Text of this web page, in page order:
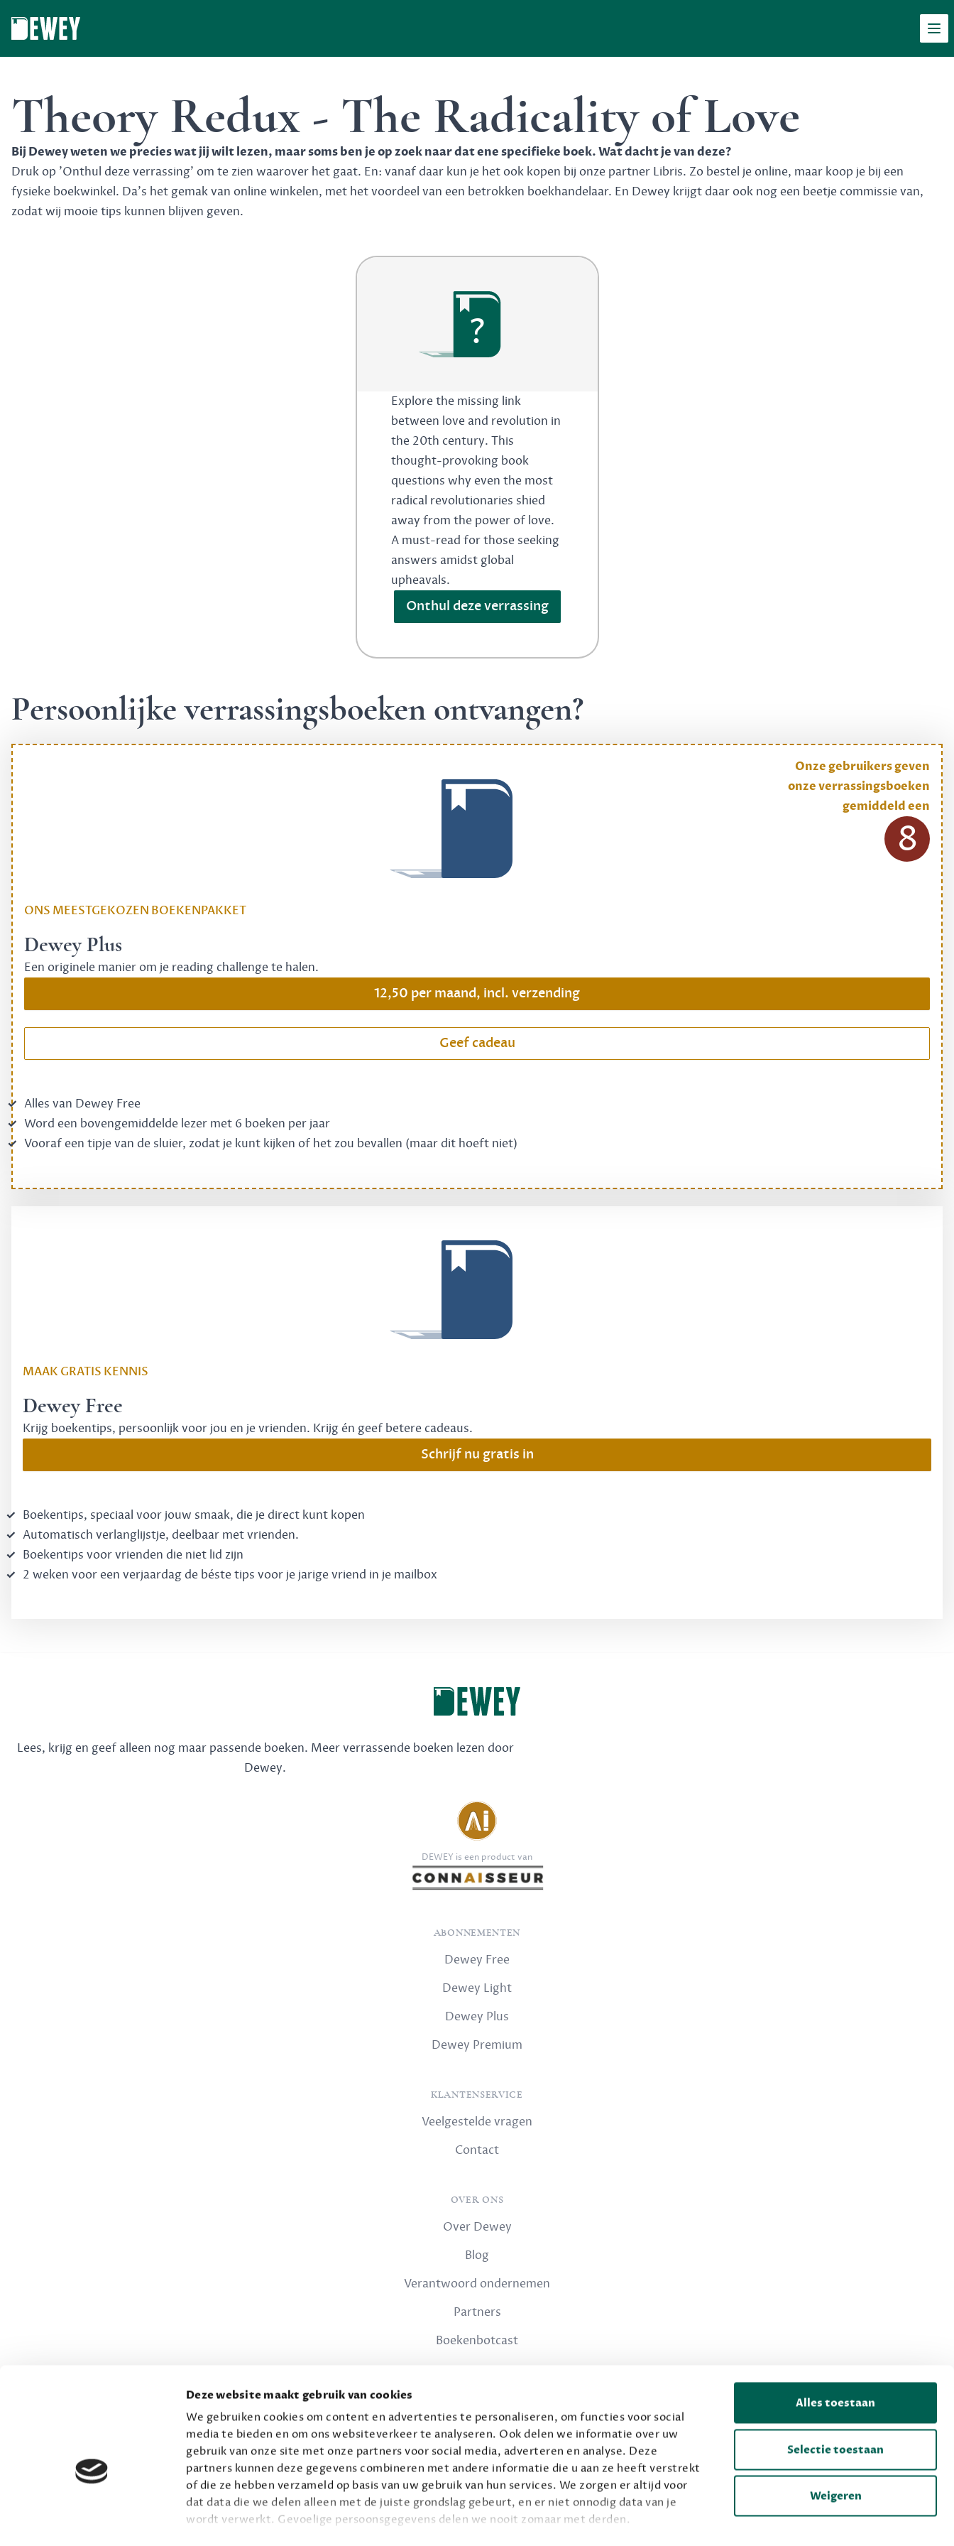
Deze website maakt gebruik van cookies
We gebruiken cookies om content en advertenties te personaliseren, om functies voor social
media te bieden en om ons websiteverkeer te analyseren. Ook delen we informatie over uw
gebruik van onze site met onze partners voor social media, adverteren en analyse. Deze
partners kunnen deze gegevens combineren met andere informatie die u aan ze heeft verstrekt
of die ze hebben verzameld op basis van uw gebruik van hun services. We zorgen er altijd voor
dat data die we delen alleen met de juiste grondslag gebeurt, en er niet onnodig data van je
wordt verwerkt. Gevoelige persoonsgegevens delen we nooit zomaar met derden.
Alles toestaan
Selectie toestaan
Weigeren
Theory Redux - The Radicality of Love
Bij Dewey weten we precies wat jij wilt lezen, maar soms ben je op zoek naar dat ene specifieke boek. Wat dacht je van deze?
Druk op 'Onthul deze verrassing' om te zien waarover het gaat. En: vanaf daar kun je het ook kopen bij onze partner Libris. Zo bestel je online, maar koop je bij een
fysieke boekwinkel. Da's het gemak van online winkelen, met het voordeel van een betrokken boekhandelaar. En Dewey krijgt daar ook nog een beetje commissie van,
zodat wij mooie tips kunnen blijven geven.
?
Explore the missing link
between love and revolution in
the 20th century. This
thought-provoking book
questions why even the most
radical revolutionaries shied
away from the power of love.
A must-read for those seeking
answers amidst global
upheavals.
Onthul deze verrassing
Persoonlijke verrassingsboeken ontvangen?
ONS MEESTGEKOZEN BOEKENPAKKET
Dewey Plus
Een originele manier om je reading challenge te halen.
12,50 per maand, incl. verzending
Geef cadeau
Alles van Dewey Free
Word een bovengemiddelde lezer met 6 boeken per jaar
Vooraf een tipje van de sluier, zodat je kunt kijken of het zou bevallen (maar dit hoeft niet)
Onze gebruikers geven
onze verrassingsboeken
gemiddeld een
8
MAAK GRATIS KENNIS
Dewey Free
Krijg boekentips, persoonlijk voor jou en je vrienden. Krijg én geef betere cadeaus.
Schrijf nu gratis in
Boekentips, speciaal voor jouw smaak, die je direct kunt kopen
Automatisch verlanglijstje, deelbaar met vrienden.
Boekentips voor vrienden die niet lid zijn
2 weken voor een verjaardag de béste tips voor je jarige vriend in je mailbox
Lees, krijg en geef alleen nog maar passende boeken. Meer verrassende boeken lezen door
Dewey.
DEWEY is een product van
ABONNEMENTEN
Dewey Free
Dewey Light
Dewey Plus
Dewey Premium
KLANTENSERVICE
Veelgestelde vragen
Contact
OVER ONS
Over Dewey
Blog
Verantwoord ondernemen
Partners
Boekenbotcast
Privacy
Voorwaarden
© 2026 Connaisseur B.V.